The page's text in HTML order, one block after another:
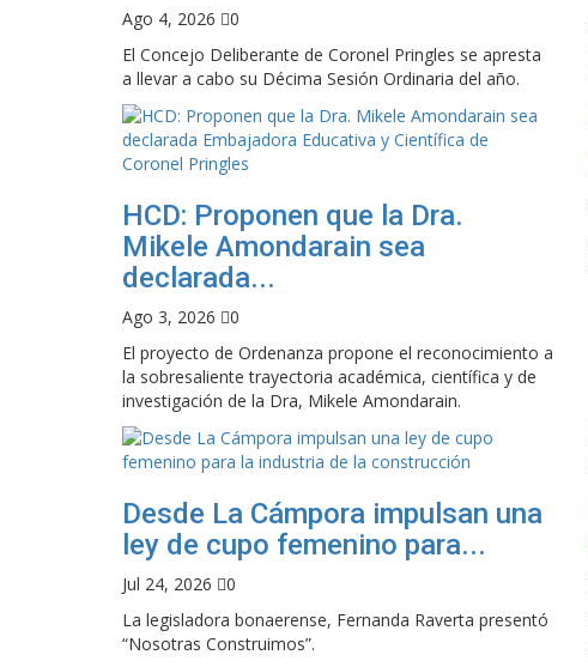
Ago 4, 2026
0
El Concejo Deliberante de Coronel Pringles se apresta
a llevar a cabo su Décima Sesión Ordinaria del año.
HCD: Proponen que la Dra.
Mikele Amondarain sea
declarada...
Ago 3, 2026
0
El proyecto de Ordenanza propone el reconocimiento a
la sobresaliente trayectoria académica, científica y de
investigación de la Dra, Mikele Amondarain.
Desde La Cámpora impulsan una
ley de cupo femenino para...
Jul 24, 2026
0
La legisladora bonaerense, Fernanda Raverta presentó
“Nosotras Construimos”.